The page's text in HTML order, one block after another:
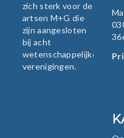
zich sterk voor de
artsen M+G die
zijn aangesloten
bij acht
wetenschappelijke
verenigingen.